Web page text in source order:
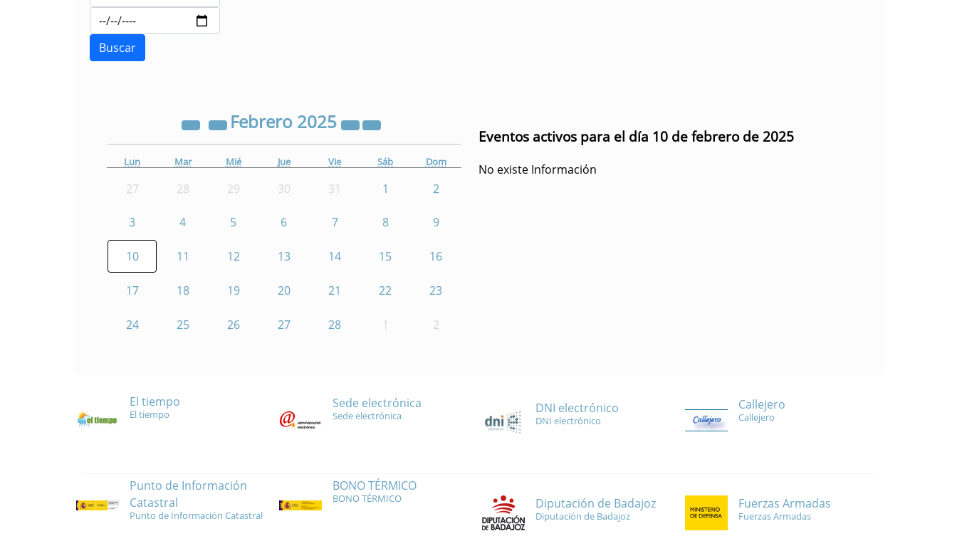
Febrero 2025
Lun Mar Mié Jue Vie Sáb Dom
27 28 29 30 31 1 2
3 4 5 6 7 8 9
10 11 12 13 14 15 16
17 18 19 20 21 22 23
24 25 26 27 28 1 2
Eventos activos para el día 10 de febrero de 2025
No existe Información
El tiempo
El tiempo
Sede electrónica
Sede electrónica DNI electrónico
DNI electrónico
Callejero
Callejero
Punto de Información
Catastral
Punto de Información Catastral
BONO TÉRMICO
BONO TÉRMICO Diputación de Badajoz
Diputación de Badajoz
Fuerzas Armadas
Fuerzas Armadas